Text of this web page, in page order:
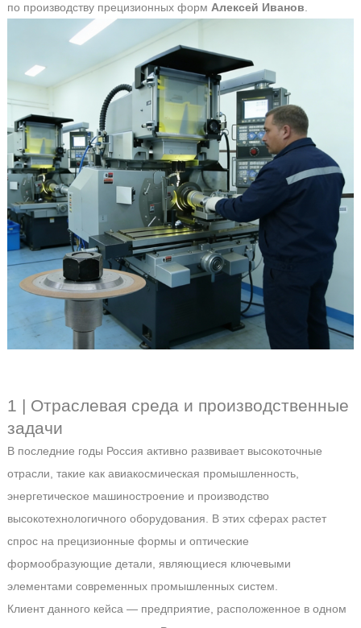
по производству прецизионных форм Алексей Иванов
1 | Отраслевая среда и производственные
задачи
В последние годы Россия активно развивает высокоточные
отрасли, такие как авиакосмическая промышленность,
энергетическое машиностроение и производство
высокотехнологичного оборудования. В этих сферах растет
спрос на прецизионные формы и оптические
формообразующие детали, являющиеся ключевыми
элементами современных промышленных систем.
Клиент данного кейса — предприятие, расположенное в одном